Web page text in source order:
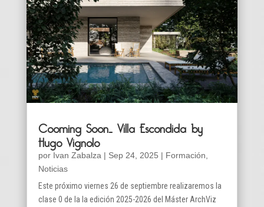
Cooming Soon… Villa Escondida by
Hugo Vignolo
por Ivan Zabalza | Sep 24, 2025 | Formación
Noticias
Este próximo viernes 26 de septiembre realizaremos la
clase 0 de la la edición 2025-2026 del Máster ArchViz